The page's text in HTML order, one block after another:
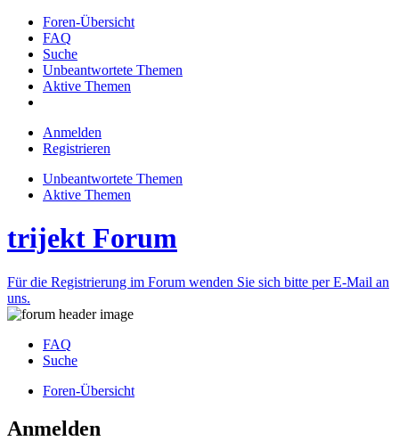
Foren-Übersicht
FAQ
Suche
Unbeantwortete Themen
Aktive Themen
Anmelden
Registrieren
Unbeantwortete Themen
Aktive Themen
trijekt Forum
Für die Registrierung im Forum wenden Sie sich bitte per E-Mail an
uns.
FAQ
Suche
Foren-Übersicht
Anmelden